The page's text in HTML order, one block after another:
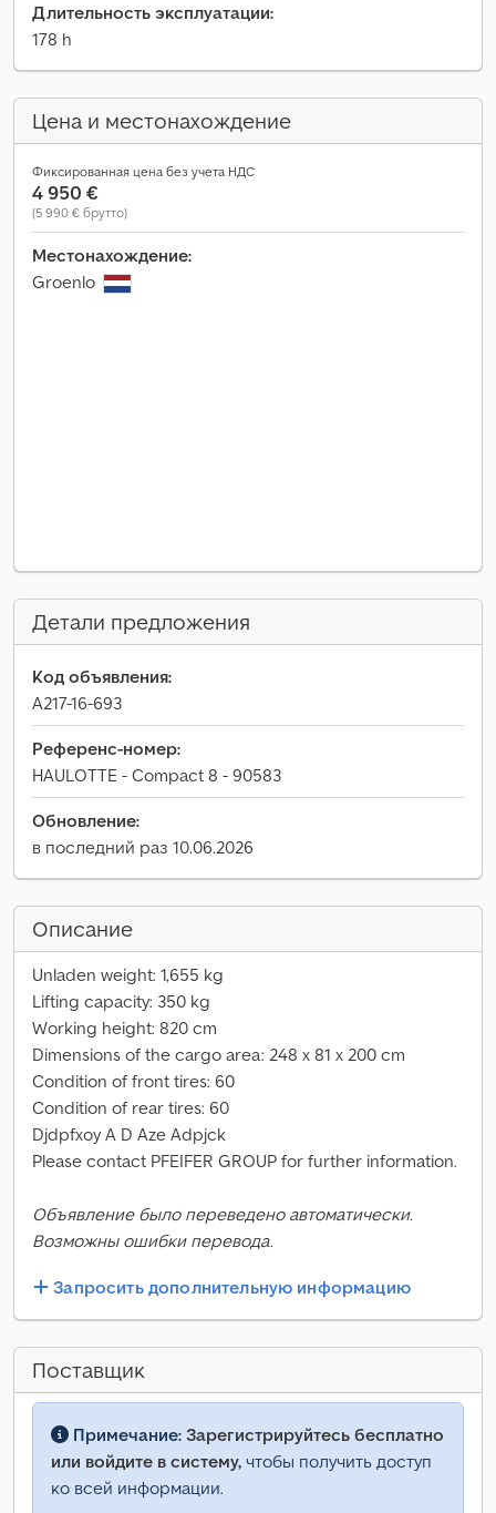
Длительность эксплуатации:
178 h
Цена и местонахождение
Фиксированная цена без учета НДС
4 950 €
(5 990 € брутто)
Местонахождение:
Groenlo
Детали предложения
Код объявления:
A217-16-693
Референс-номер:
HAULOTTE - Compact 8 - 90583
Обновление:
в последний раз 10.06.2026
Описание
Unladen weight: 1,655 kg
Lifting capacity: 350 kg
Working height: 820 cm
Dimensions of the cargo area: 248 x 81 x 200 cm
Condition of front tires: 60
Condition of rear tires: 60
Djdpfxoy A D Aze Adpjck
Please contact PFEIFER GROUP for further information.
Объявление было переведено автоматически.
Возможны ошибки перевода.
Запросить дополнительную информацию
Поставщик
Примечание: Зарегистрируйтесь бесплатно
или войдите в систему, чтобы получить доступ
ко всей информации.